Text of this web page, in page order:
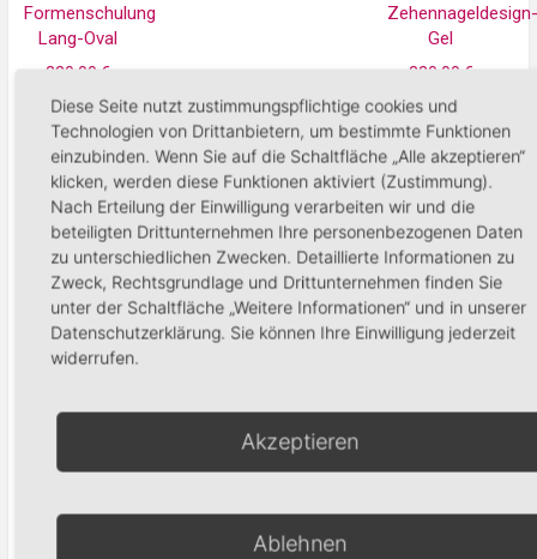
Formenschulung
Lang-Oval
220,00 €
In den Warenkorb
Zehennageldesign-
Gel
220,00 €
In den
Formenschulung-
Stiletto
One Stroke 1
220,00€
Diese Seite nutzt zustimmungspflichtige cookies und
Technologien von Drittanbietern, um bestimmte Funktionen
einzubinden. Wenn Sie auf die Schaltfläche „Alle akzeptieren“
klicken, werden diese Funktionen aktiviert (Zustimmung).
Nach Erteilung der Einwilligung verarbeiten wir und die
beteiligten Drittunternehmen Ihre personenbezogenen Daten
zu unterschiedlichen Zwecken. Detaillierte Informationen zu
Zweck, Rechtsgrundlage und Drittunternehmen finden Sie
unter der Schaltfläche „Weitere Informationen“ und in unserer
Datenschutzerklärung. Sie können Ihre Einwilligung jederzeit
widerrufen.
Akzeptieren
Ablehnen